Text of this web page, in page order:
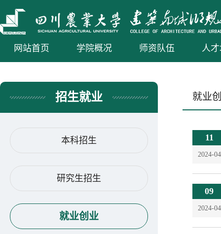
网站首页 学院概况 师资队伍 人
招生就业
本科招生
研究生招生
就业创业
就业
11
2024-04
09
2024-04